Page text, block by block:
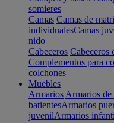
somieres
Camas Camas de
individualesCamas
nido
Cabeceros Cabeceros
Complementos para
colchones
Muebles
Armarios Armarios
batientesArmarios
juvenilArmarios